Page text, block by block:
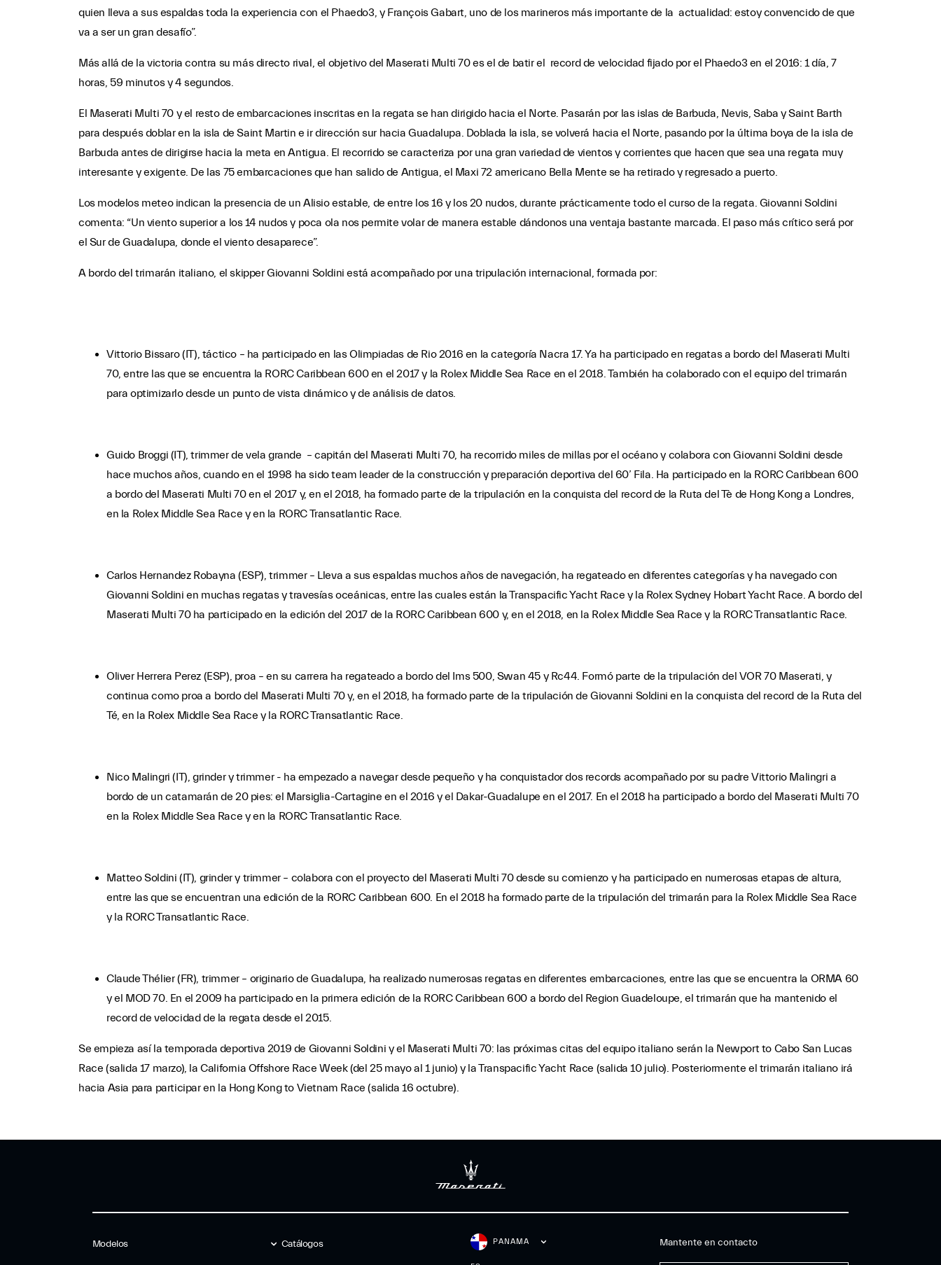
quien lleva a sus espaldas toda la experiencia con el Phaedo3, y François Gabart, uno de los marineros más importante de la actualidad: estoy convencido de que
va a ser un gran desafío”.
Más allá de la victoria contra su más directo rival, el objetivo del Maserati Multi 70 es el de batir el record de velocidad fijado por el Phaedo3 en el 2016: 1 día, 7
horas, 59 minutos y 4 segundos.
El Maserati Multi 70 y el resto de embarcaciones inscritas en la regata se han dirigido hacia el Norte. Pasarán por las islas de Barbuda, Nevis, Saba y Saint Barth
para después doblar en la isla de Saint Martin e ir dirección sur hacia Guadalupa. Doblada la isla, se volverá hacia el Norte, pasando por la última boya de la isla de
Barbuda antes de dirigirse hacia la meta en Antigua. El recorrido se caracteriza por una gran variedad de vientos y corrientes que hacen que sea una regata muy
interesante y exigente. De las 75 embarcaciones que han salido de Antigua, el Maxi 72 americano Bella Mente se ha retirado y regresado a puerto.
Los modelos meteo indican la presencia de un Alisio estable, de entre los 16 y los 20 nudos, durante prácticamente todo el curso de la regata. Giovanni Soldini
comenta: “Un viento superior a los 14 nudos y poca ola nos permite volar de manera estable dándonos una ventaja bastante marcada. El paso más crítico será por
el Sur de Guadalupa, donde el viento desaparece”.
A bordo del trimarán italiano, el skipper Giovanni Soldini está acompañado por una tripulación internacional, formada por:
Vittorio Bissaro (IT), táctico – ha participado en las Olimpiadas de Rio 2016 en la categoría Nacra 17. Ya ha participado en regatas a bordo del Maserati Multi
70, entre las que se encuentra la RORC Caribbean 600 en el 2017 y la Rolex Middle Sea Race en el 2018. También ha colaborado con el equipo del trimarán
para optimizarlo desde un punto de vista dinámico y de análisis de datos.
Guido Broggi (IT), trimmer de vela grande – capitán del Maserati Multi 70, ha recorrido miles de millas por el océano y colabora con Giovanni Soldini desde
hace muchos años, cuando en el 1998 ha sido team leader de la construcción y preparación deportiva del 60’ Fila. Ha participado en la RORC Caribbean 600
a bordo del Maserati Multi 70 en el 2017 y, en el 2018, ha formado parte de la tripulación en la conquista del record de la Ruta del Tè de Hong Kong a Londres,
en la Rolex Middle Sea Race y en la RORC Transatlantic Race.
Carlos Hernandez Robayna (ESP), trimmer – Lleva a sus espaldas muchos años de navegación, ha regateado en diferentes categorías y ha navegado con
Giovanni Soldini en muchas regatas y travesías oceánicas, entre las cuales están la Transpacific Yacht Race y la Rolex Sydney Hobart Yacht Race. A bordo del
Maserati Multi 70 ha participado en la edición del 2017 de la RORC Caribbean 600 y, en el 2018, en la Rolex Middle Sea Race y la RORC Transatlantic Race.
Oliver Herrera Perez (ESP), proa – en su carrera ha regateado a bordo del Ims 500, Swan 45 y Rc44. Formó parte de la tripulación del VOR 70 Maserati, y
continua como proa a bordo del Maserati Multi 70 y, en el 2018, ha formado parte de la tripulación de Giovanni Soldini en la conquista del record de la Ruta del
Té, en la Rolex Middle Sea Race y la RORC Transatlantic Race.
Nico Malingri (IT), grinder y trimmer - ha empezado a navegar desde pequeño y ha conquistador dos records acompañado por su padre Vittorio Malingri a
bordo de un catamarán de 20 pies: el Marsiglia-Cartagine en el 2016 y el Dakar-Guadalupe en el 2017. En el 2018 ha participado a bordo del Maserati Multi 70
en la Rolex Middle Sea Race y en la RORC Transatlantic Race.
Matteo Soldini (IT), grinder y trimmer – colabora con el proyecto del Maserati Multi 70 desde su comienzo y ha participado en numerosas etapas de altura,
entre las que se encuentran una edición de la RORC Caribbean 600. En el 2018 ha formado parte de la tripulación del trimarán para la Rolex Middle Sea Race
y la RORC Transatlantic Race.
Claude Thélier (FR), trimmer – originario de Guadalupa, ha realizado numerosas regatas en diferentes embarcaciones, entre las que se encuentra la ORMA 60
y el MOD 70. En el 2009 ha participado en la primera edición de la RORC Caribbean 600 a bordo del Region Guadeloupe, el trimarán que ha mantenido el
record de velocidad de la regata desde el 2015.
Se empieza así la temporada deportiva 2019 de Giovanni Soldini y el Maserati Multi 70: las próximas citas del equipo italiano serán la Newport to Cabo San Lucas
Race (salida 17 marzo), la California Offshore Race Week (del 25 mayo al 1 junio) y la Transpacific Yacht Race (salida 10 julio). Posteriormente el trimarán italiano irá
hacia Asia para participar en la Hong Kong to Vietnam Race (salida 16 octubre).
Modelos Catálogos PANAMA Mantente en contacto